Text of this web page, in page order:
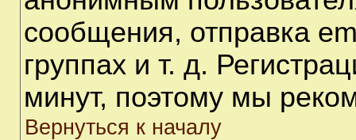
сообщения, отправка
группах и т. д.
минут, поэтому мы
Вернуться к началу